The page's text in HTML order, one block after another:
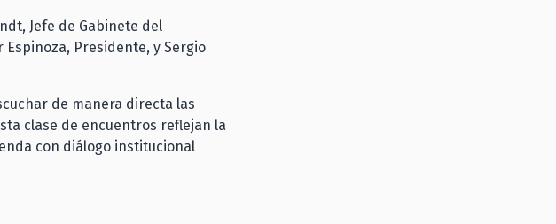
Jefe de Gabinete del
Espinoza, Presidente, y Sergio
de manera directa las
clase de encuentros reflejan la
con diálogo institucional